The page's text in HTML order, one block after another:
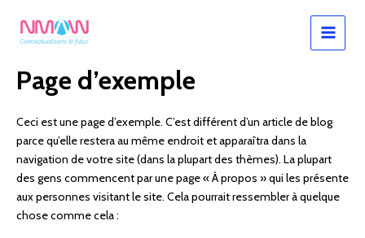
contenu
MAIN
Page d’exemple
Ceci est une page d’exemple. C’est différent d’un article de blog
parce qu’elle restera au même endroit et apparaîtra dans la
navigation de votre site (dans la plupart des thèmes). La plupart
des gens commencent par une page « À propos » qui les présente
aux personnes visitant le site. Cela pourrait ressembler à quelque
chose comme cela :